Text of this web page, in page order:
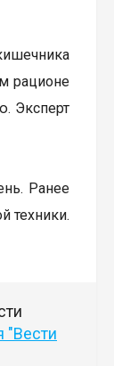
рационе
Эксперт
Ранее
техники.
"Вести